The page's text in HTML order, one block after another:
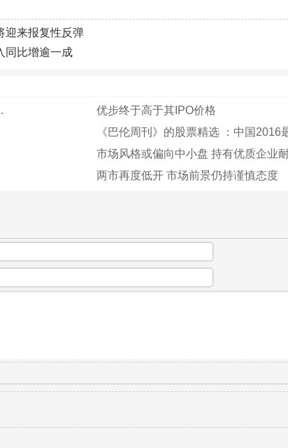
迎来报复性反弹
同比增逾一成
优步终于高于其IPO价格
《巴伦周刊》的股票精选 ：中国2016
市场风格或偏向中小盘 持有优质企业耐
两市再度低开 市场前景仍持谨慎态度